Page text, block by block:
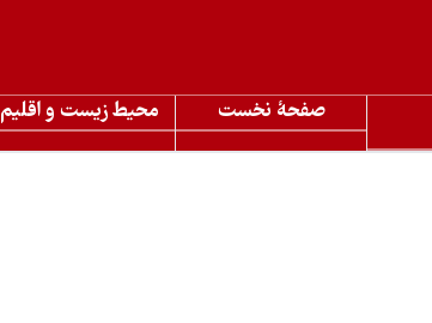
صفحۀ نخست محیط زیست و اقلیم